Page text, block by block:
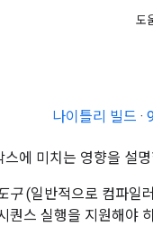
도
나이틀리 빌드 ·
에 미치는 영향을 설
구(일반적으로 컴파일
스 실행을 지원해야